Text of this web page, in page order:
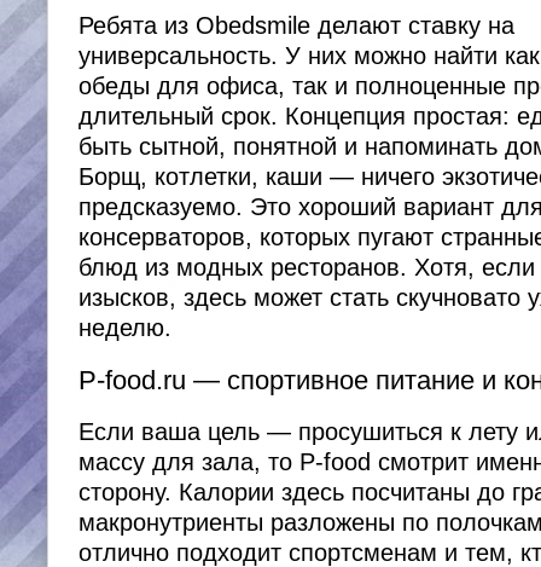
Ребята из Obedsmile делают ставку на
универсальность. У них можно найти
обеды для офиса, так и полноценные
длительный срок. Концепция простая:
быть сытной, понятной и напоминать
Борщ, котлетки, каши — ничего
предсказуемо. Это хороший вариант
консерваторов, которых пугают
блюд из модных ресторанов. Хотя, если
изысков, здесь может стать скучновато
неделю.
P-food.ru — спортивное питание и
Если ваша цель — просушиться к лету
массу для зала, то P-food смотрит
сторону. Калории здесь посчитаны до
макронутриенты разложены по
отлично подходит спортсменам и тем,